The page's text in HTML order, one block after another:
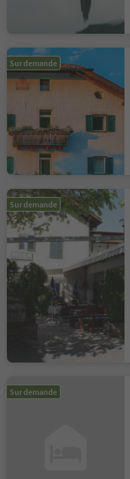
Sur demande
Sur demande
Sur demande